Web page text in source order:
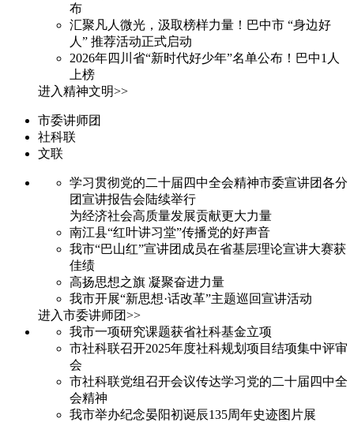
布
汇聚凡人微光，汲取榜样力量！巴中市 “身边好
人” 推荐活动正式启动
2026年四川省“新时代好少年”名单公布！巴中1人
上榜
进入精神文明>>
市委讲师团
社科联
文联
学习贯彻党的二十届四中全会精神市委宣讲团各分
团宣讲报告会陆续举行
为经济社会高质量发展贡献更大力量
南江县“红叶讲习堂”传播党的好声音
我市“巴山红”宣讲团成员在省基层理论宣讲大赛获
佳绩
高扬思想之旗 凝聚奋进力量
我市开展“新思想·话改革”主题巡回宣讲活动
进入市委讲师团>>
我市一项研究课题获省社科基金立项
市社科联召开2025年度社科规划项目结项集中评审
会
市社科联党组召开会议传达学习党的二十届四中全
会精神
我市举办纪念晏阳初诞辰135周年史迹图片展